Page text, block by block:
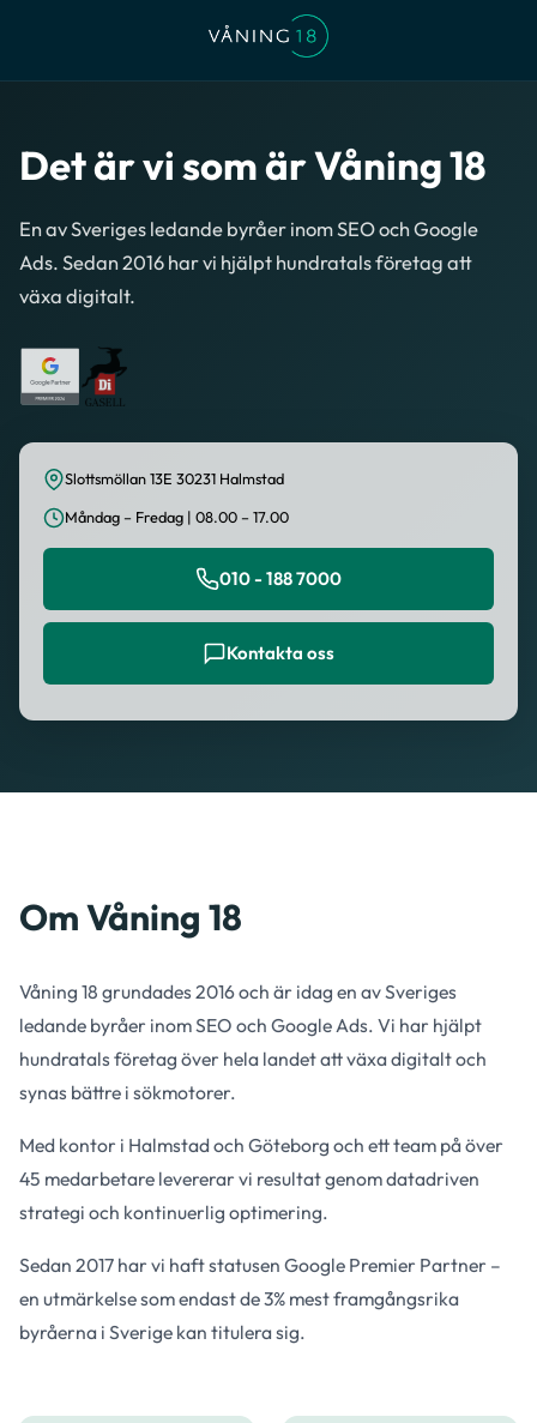
Det är vi som är Våning 18
En av Sveriges ledande byråer inom SEO och Google
Ads. Sedan 2016 har vi hjälpt hundratals företag att
växa digitalt.
Slottsmöllan 13E 30231 Halmstad
Måndag – Fredag | 08.00 – 17.00
010 - 188 7000
Kontakta oss
Om Våning 18
Våning 18 grundades 2016 och är idag en av Sveriges
ledande byråer inom SEO och Google Ads. Vi har hjälpt
hundratals företag över hela landet att växa digitalt och
synas bättre i sökmotorer.
Med kontor i Halmstad och Göteborg och ett team på över
45 medarbetare levererar vi resultat genom datadriven
strategi och kontinuerlig optimering.
Sedan 2017 har vi haft statusen Google Premier Partner –
en utmärkelse som endast de 3% mest framgångsrika
byråerna i Sverige kan titulera sig.